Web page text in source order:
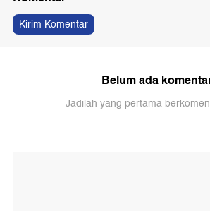
Kirim Komentar
Belum ada
Jadilah yang pertama